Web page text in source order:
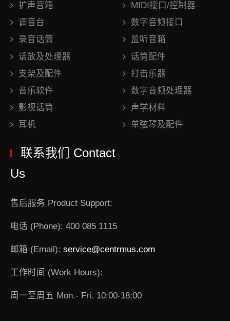
扩声音箱
MIDI接口/控制器
调音台
数字音频接口
录音话筒
监听音箱
话放及处理器
话筒配件
支架及配件
打击乐器
音乐软件
数字音频处理器
影视话筒
声学材料
耳机
单弦琴及配件
联系我们 Contact
Us
售后服务 Product Support:
电话 (Phone): 400 085 1115
邮箱 (Email): service@centrmus.com
工作时间 (Work Hours):
周一至周五 Mon.- Fri. 10:00-18:00